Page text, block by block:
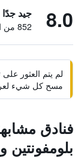
8.0 جيد جدًا
852 من التقييمات تم التحقق منها
لم يتم العثور
مسح كل شيء
فنادق
بلومفونتين